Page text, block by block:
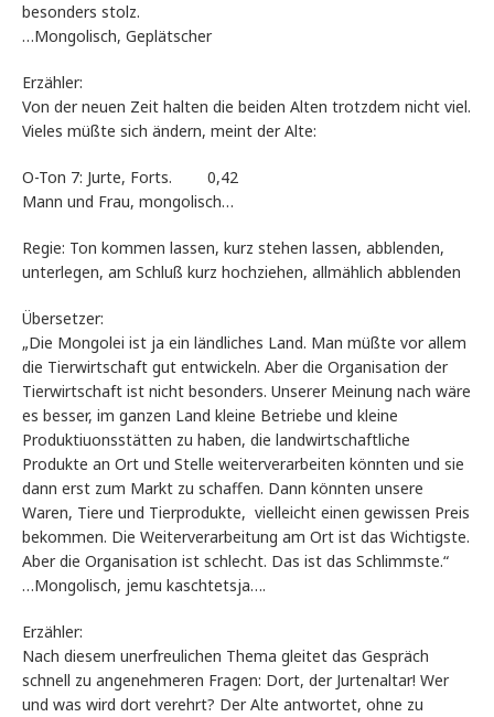
besonders stolz.
…Mongolisch, Geplätscher
Erzähler:
Von der neuen Zeit halten die beiden Alten trotzdem nicht viel.
Vieles müßte sich ändern, meint der Alte:
O-Ton 7: Jurte, Forts. 0,42
Mann und Frau, mongolisch…
Regie: Ton kommen lassen, kurz stehen lassen, abblenden,
unterlegen, am Schluß kurz hochziehen, allmählich abblenden
Übersetzer:
„Die Mongolei ist ja ein ländliches Land. Man müßte vor allem
die Tierwirtschaft gut entwickeln. Aber die Organisation der
Tierwirtschaft ist nicht besonders. Unserer Meinung nach wäre
es besser, im ganzen Land kleine Betriebe und kleine
Produktiuonsstätten zu haben, die landwirtschaftliche
Produkte an Ort und Stelle weiterverarbeiten könnten und sie
dann erst zum Markt zu schaffen. Dann könnten unsere
Waren, Tiere und Tierprodukte, vielleicht einen gewissen Preis
bekommen. Die Weiterverarbeitung am Ort ist das Wichtigste.
Aber die Organisation ist schlecht. Das ist das Schlimmste.“
…Mongolisch, jemu kaschtetsja….
Erzähler:
Nach diesem unerfreulichen Thema gleitet das Gespräch
schnell zu angenehmeren Fragen: Dort, der Jurtenaltar! Wer
und was wird dort verehrt? Der Alte antwortet, ohne zu